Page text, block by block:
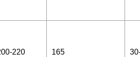
220 165